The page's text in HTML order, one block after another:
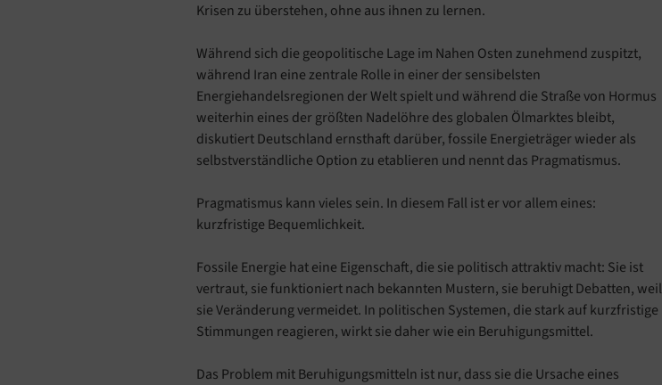
Krisen zu überstehen, ohne aus ihnen zu lernen.
Während sich die geopolitische Lage im Nahen Osten zunehmend zuspitzt,
während Iran eine zentrale Rolle in einer der sensibelsten
Energiehandelsregionen der Welt spielt und während die Straße von Hormus
weiterhin eines der größten Nadelöhre des globalen Ölmarktes bleibt,
diskutiert Deutschland ernsthaft darüber, fossile Energieträger wieder als
selbstverständliche Option zu etablieren und nennt das Pragmatismus.
Pragmatismus kann vieles sein. In diesem Fall ist er vor allem eines:
kurzfristige Bequemlichkeit.
Fossile Energie hat eine Eigenschaft, die sie politisch attraktiv macht: Sie ist
vertraut, sie funktioniert nach bekannten Mustern, sie beruhigt Debatten, weil
sie Veränderung vermeidet. In politischen Systemen, die stark auf kurzfristige
Stimmungen reagieren, wirkt sie daher wie ein Beruhigungsmittel.
Das Problem mit Beruhigungsmitteln ist nur, dass sie die Ursache eines